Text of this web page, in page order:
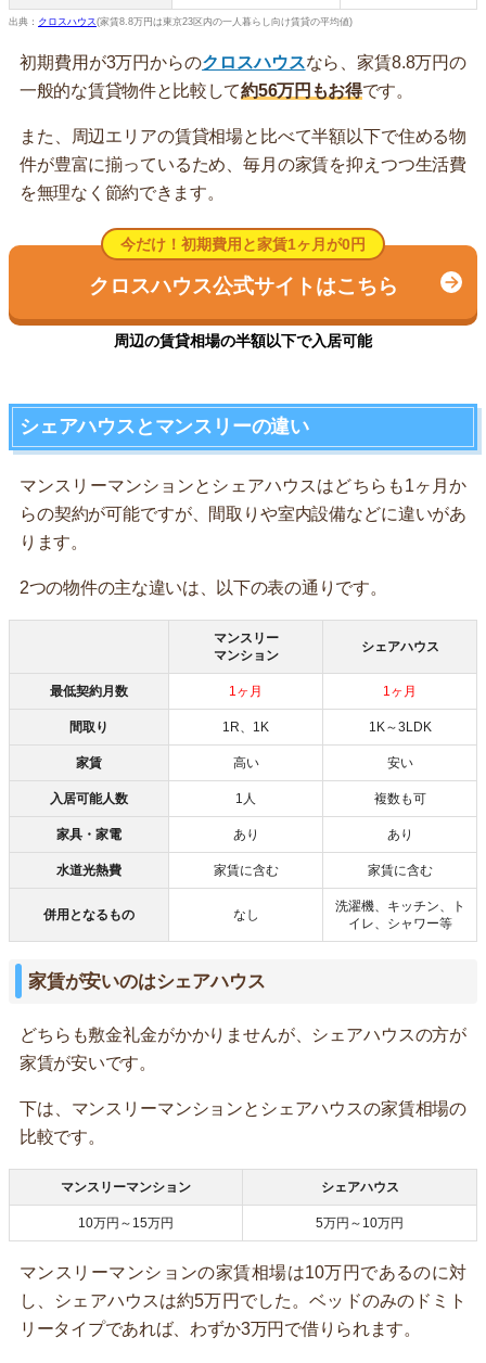
出典： クロスハウス (家賃8.8万円は東京23区内の一人暮らし向け賃貸の平均値)
初期費用が3万円からのクロスハウスなら、家賃8.8万円の
一般的な賃貸物件と比較して約56万円もお得です。
また、周辺エリアの賃貸相場と比べて半額以下で住める物
件が豊富に揃っているため、毎月の家賃を抑えつつ生活費
を無理なく節約できます。
今だけ！初期費用と家賃1ヶ月が0円
クロスハウス公式サイトはこちら
周辺の賃貸相場の半額以下で入居可能
シェアハウスとマンスリーの違い
マンスリーマンションとシェアハウスはどちらも1ヶ月か
らの契約が可能ですが、間取りや室内設備などに違いがあ
ります。
2つの物件の主な違いは、以下の表の通りです。
マンスリー
マンション
シェアハウス
最低契約月数 1ヶ月 1ヶ月
間取り 1R、1K 1K～3LDK
家賃 高い 安い
入居可能人数 1人 複数も可
家具・家電 あり あり
水道光熱費 家賃に含む 家賃に含む
併用となるもの なし
洗濯機、キッチン、ト
イレ、シャワー等
家賃が安いのはシェアハウス
どちらも敷金礼金がかかりませんが、シェアハウスの方が
家賃が安いです。
下は、マンスリーマンションとシェアハウスの家賃相場の
比較です。
マンスリーマンション シェアハウス
10万円～15万円 5万円～10万円
マンスリーマンションの家賃相場は10万円であるのに対
し、シェアハウスは約5万円でした。ベッドのみのドミト
リータイプであれば、わずか3万円で借りられます。